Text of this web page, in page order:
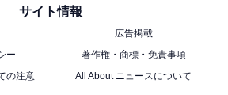
離せません。
サイト情報
広告掲載
ー
著作権・商標・免責事項
の注意
All About ニュースについて